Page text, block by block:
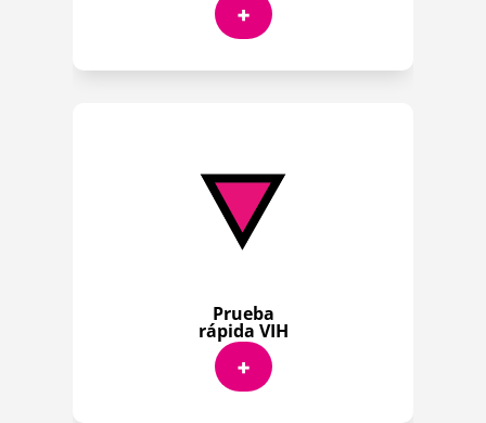
+
Prueba
rápida VIH
+